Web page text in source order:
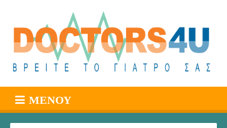
ΜΕΝΟΎ